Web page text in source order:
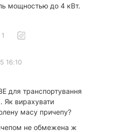
мощностью до 4 кВт.
1
16:10
для транспортування
Як вирахувати
масу причепу?
не обмежена ж